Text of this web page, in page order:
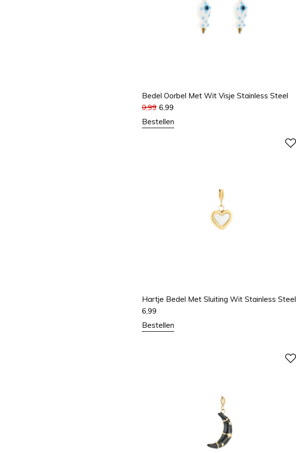
Bedel Oorbel Met Wit Visje Stainless Steel
9,99 6,99
Bestellen
Hartje Bedel Met Sluiting Wit Stainless Steel
6,99
Bestellen